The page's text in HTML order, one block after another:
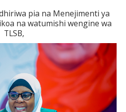
pia na Menejimenti ya
na watumishi wengine wa
TLSB,